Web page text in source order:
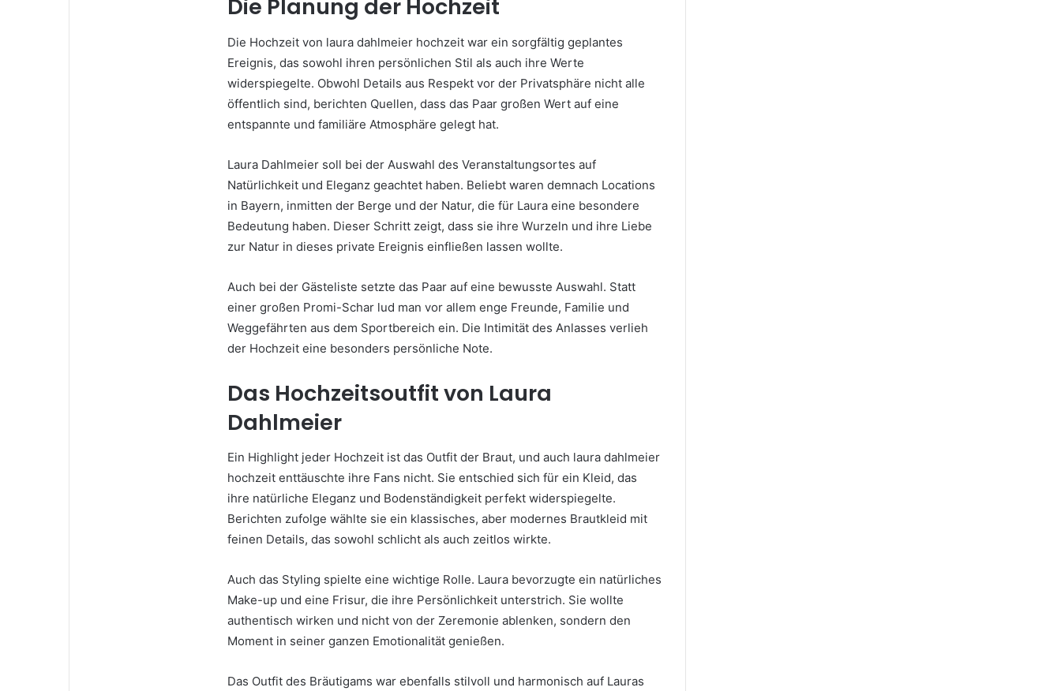
Die Planung der Hochzeit
Die Hochzeit von laura dahlmeier hochzeit war ein sorgfältig geplantes
Ereignis, das sowohl ihren persönlichen Stil als auch ihre Werte
widerspiegelte. Obwohl Details aus Respekt vor der Privatsphäre nicht alle
öffentlich sind, berichten Quellen, dass das Paar großen Wert auf eine
entspannte und familiäre Atmosphäre gelegt hat.
Laura Dahlmeier soll bei der Auswahl des Veranstaltungsortes auf
Natürlichkeit und Eleganz geachtet haben. Beliebt waren demnach Locations
in Bayern, inmitten der Berge und der Natur, die für Laura eine besondere
Bedeutung haben. Dieser Schritt zeigt, dass sie ihre Wurzeln und ihre Liebe
zur Natur in dieses private Ereignis einfließen lassen wollte.
Auch bei der Gästeliste setzte das Paar auf eine bewusste Auswahl. Statt
einer großen Promi-Schar lud man vor allem enge Freunde, Familie und
Weggefährten aus dem Sportbereich ein. Die Intimität des Anlasses verlieh
der Hochzeit eine besonders persönliche Note.
Das Hochzeitsoutfit von Laura
Dahlmeier
Ein Highlight jeder Hochzeit ist das Outfit der Braut, und auch laura dahlmeier
hochzeit enttäuschte ihre Fans nicht. Sie entschied sich für ein Kleid, das
ihre natürliche Eleganz und Bodenständigkeit perfekt widerspiegelte.
Berichten zufolge wählte sie ein klassisches, aber modernes Brautkleid mit
feinen Details, das sowohl schlicht als auch zeitlos wirkte.
Auch das Styling spielte eine wichtige Rolle. Laura bevorzugte ein natürliches
Make-up und eine Frisur, die ihre Persönlichkeit unterstrich. Sie wollte
authentisch wirken und nicht von der Zeremonie ablenken, sondern den
Moment in seiner ganzen Emotionalität genießen.
Das Outfit des Bräutigams war ebenfalls stilvoll und harmonisch auf Lauras